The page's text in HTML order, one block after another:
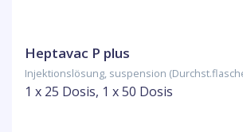
Heptavac P plus
Injektionslösung, suspension
1 x 25 Dosis, 1 x 50 Dosis